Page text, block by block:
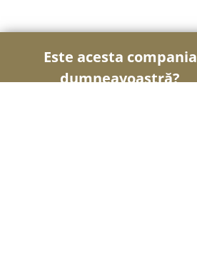
Este acesta compania
dumneavoastră?